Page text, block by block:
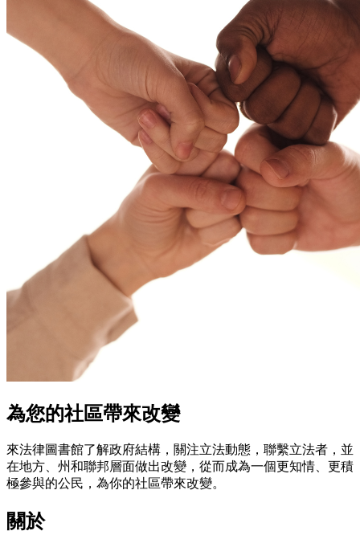
為您的社區帶來改變
來法律圖書館了解政府結構，關注立法動態，聯繫立法者，並
在地方、州和聯邦層面做出改變，從而成為一個更知情、更積
極參與的公民，為你的社區帶來改變。
關於